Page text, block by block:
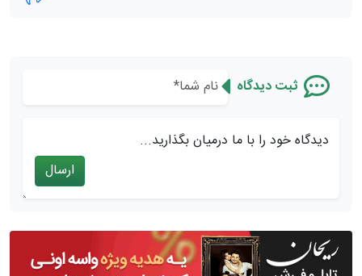
ثبت دیدگاه
دیدگاه خود را با ما درمیان بگذارید...
ارسال